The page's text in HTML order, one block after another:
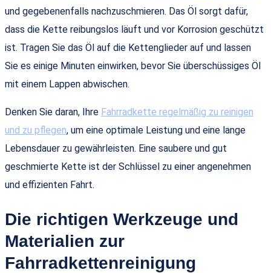
und gegebenenfalls nachzuschmieren. Das Öl sorgt dafür,
dass die Kette reibungslos läuft und vor Korrosion geschützt
ist. Tragen Sie das Öl auf die Kettenglieder auf und lassen
Sie es einige Minuten einwirken, bevor Sie überschüssiges Öl
mit einem Lappen abwischen.
Denken Sie daran, Ihre Fahrradkette regelmäßig zu reinigen
und zu pflegen, um eine optimale Leistung und eine lange
Lebensdauer zu gewährleisten. Eine saubere und gut
geschmierte Kette ist der Schlüssel zu einer angenehmen
und effizienten Fahrt.
Die richtigen Werkzeuge und
Materialien zur
Fahrradkettenreinigung